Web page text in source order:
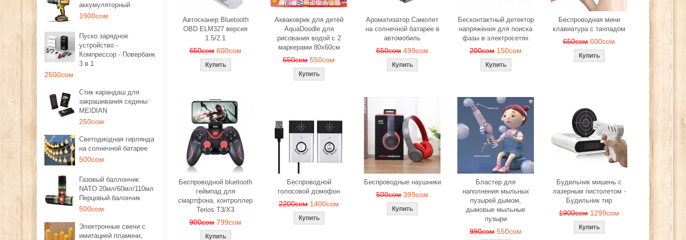
аккумуляторный
1900сом
Пуско зарядное
устройство -
Компрессор - Повербанк
3 в 1
2500сом
Стик карандаш для
закрашивания седины
MEIDIAN
250сом
Светодиодная гирлянда
на солнечной батарее
500сом
Газовый баллончик
NATO 20мл/60мл/110мл
Перцовый балончик
500сом
Электронные свечи с
имитацией пламени,
Автосканер Bluetooth
OBD ELM327 версия
1.5/2.1
650сом 600сом
Акваковрик для детей
AquaDoodle для
рисования водой с 2
маркерами 80х60см
650сом 550сом
Ароматизатор Самолет
на солнечной батарее в
автомобиль
650сом 499сом
Бесконтактный детектор
напряжения для поиска
фазы в электросетях
200сом 150сом
Беспроводная мини
клавиатура с тачпадом
650сом 600сом
Беспроводной bluetooth
геймпад для
смартфона, контроллер
Terios T3/X3
900сом 799сом
Беспроводной
голосовой домофон
2200сом 1400сом
Беспроводные наушники
500сом 399сом
Бластер для
наполнения мыльных
пузырей дымом,
дымовые мыльные
пузыри
990сом 550сом
Будильник мишень с
лазерным пистолетом -
Будильник тир
1900сом 1299сом